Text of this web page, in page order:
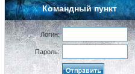
Командный пункт
Логин:
Пароль: